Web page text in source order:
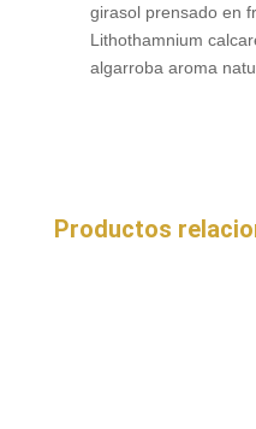
girasol prensado en
Lithothamnium
algarroba aroma
Productos